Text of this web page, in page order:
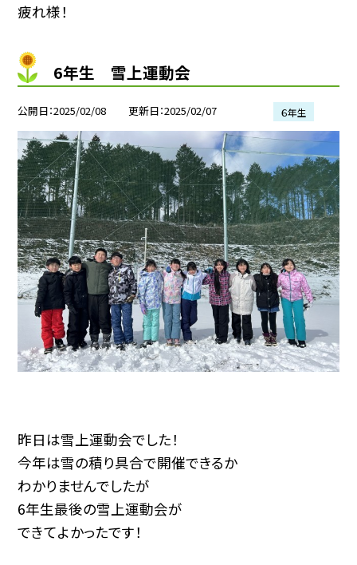
疲れ様！
6年生 雪上運動会
公開日 2025/02/08 更新日 2025/02/07 ６年生
昨日は雪上運動会でした！
今年は雪の積り具合で開催できるか
わかりませんでしたが
6年生最後の雪上運動会が
できてよかったです！